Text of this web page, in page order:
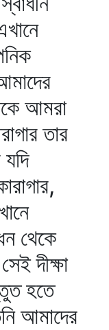
আমরা
তার
থেকে
দীক্ষা
হতে
আমাদের